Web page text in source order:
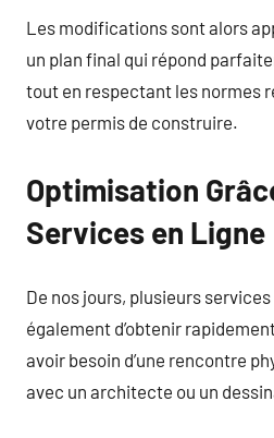
Les modifications sont alors
un plan final qui répond
tout en respectant les normes
votre permis de construire.
Optimisation
Services en Ligne
De nos jours, plusieurs
également d’obtenir
avoir besoin d’une rencontre
avec un architecte ou un